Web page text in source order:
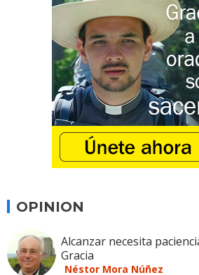
OPINION
Alcanzar necesita
Gracia
Néstor Mora Núñez